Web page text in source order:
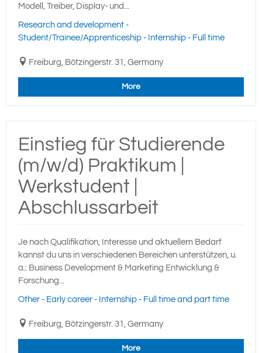
Modell, Treiber, Display- und...
Research and development -
Student/Trainee/Apprenticeship - Internship - Full time
Freiburg, Bötzingerstr. 31, Germany
More
Einstieg für Studierende
(m/w/d) Praktikum |
Werkstudent |
Abschlussarbeit
Je nach Qualifikation, Interesse und aktuellem Bedarf
kannst du uns in verschiedenen Bereichen unterstützen, u.
a.: Business Development & Marketing Entwicklung &
Forschung...
Other - Early career - Internship - Full time and part time
Freiburg, Bötzingerstr. 31, Germany
More